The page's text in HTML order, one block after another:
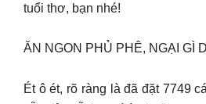
tuổi thơ, bạn nhé!
ĂN NGON PHỦ PHÊ, NGẠI GÌ
Ét ô ét, rõ ràng là đã đặt 7749